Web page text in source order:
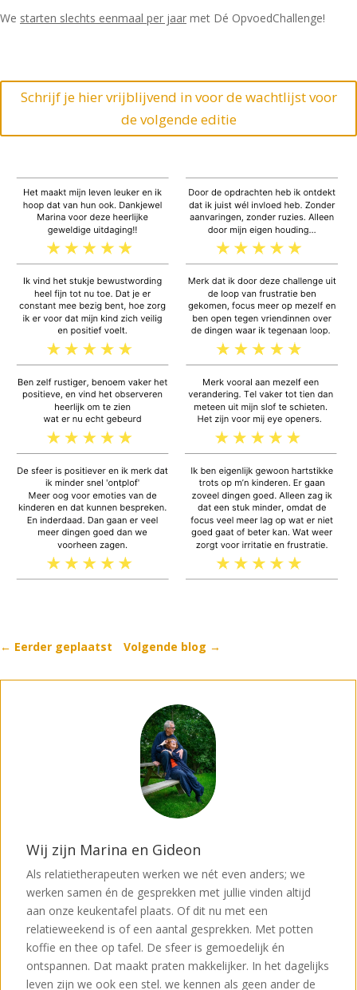
We starten slechts eenmaal per jaar met Dé OpvoedChallenge!
Schrijf je hier vrijblijvend in voor de wachtlijst voor
de volgende editie
← Eerder geplaatst Volgende blog →
Wij zijn Marina en Gideon
Als relatietherapeuten werken we nét even anders; we
werken samen én de gesprekken met jullie vinden altijd
aan onze keukentafel plaats. Of dit nu met een
relatieweekend is of een aantal gesprekken. Met potten
koffie en thee op tafel. De sfeer is gemoedelijk én
ontspannen. Dat maakt praten makkelijker. In het dagelijks
leven zijn we ook een stel. we kennen als geen ander de